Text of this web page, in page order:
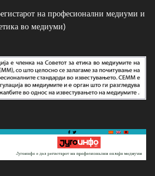
на професионални медиуми и
во медиуми)